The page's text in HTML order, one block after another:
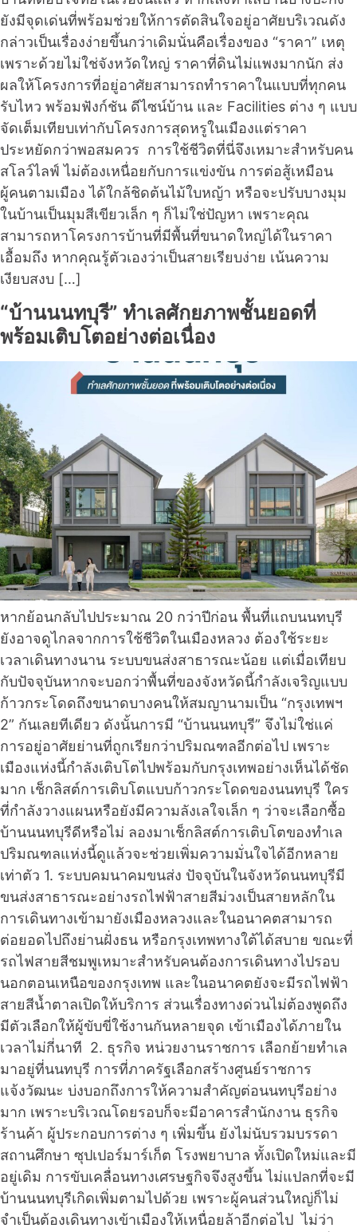
ยังมีจุดเด่นที่พร้อมช่วยให้การตัดสินใจอยู่อาศัยบริเวณดัง
กล่าวเป็นเรื่องง่ายขึ้นกว่าเดิมนั่นคือเรื่องของ “ราคา” เหตุ
เพราะด้วยไม่ใช่จังหวัดใหญ่ ราคาที่ดินไม่แพงมากนัก ส่ง
ผลให้โครงการที่อยู่อาศัยสามารถทำราคาในแบบที่ทุกคน
รับไหว พร้อมฟังก์ชัน ดีไซน์บ้าน และ Facilities ต่าง ๆ แบบ
จัดเต็มเทียบเท่ากับโครงการสุดหรูในเมืองแต่ราคา
ประหยัดกว่าพอสมควร การใช้ชีวิตที่นี่จึงเหมาะสำหรับคน
สโลว์ไลฟ์ ไม่ต้องเหนื่อยกับการแข่งขัน การต่อสู้เหมือน
ผู้คนตามเมือง ได้ใกล้ชิดต้นไม้ใบหญ้า หรือจะปรับบางมุม
ในบ้านเป็นมุมสีเขียวเล็ก ๆ ก็ไม่ใช่ปัญหา เพราะคุณ
สามารถหาโครงการบ้านที่มีพื้นที่ขนาดใหญ่ได้ในราคา
เอื้อมถึง หากคุณรู้ตัวเองว่าเป็นสายเรียบง่าย เน้นความ
เงียบสงบ […]
“บ้านนนทบุรี” ทำเลศักยภาพชั้นยอดที่
พร้อมเติบโตอย่างต่อเนื่อง
หากย้อนกลับไปประมาณ 20 กว่าปีก่อน พื้นที่แถบนนทบุรี
ยังอาจดูไกลจากการใช้ชีวิตในเมืองหลวง ต้องใช้ระยะ
เวลาเดินทางนาน ระบบขนส่งสาธารณะน้อย แต่เมื่อเทียบ
กับปัจจุบันหากจะบอกว่าพื้นที่ของจังหวัดนี้กำลังเจริญแบบ
ก้าวกระโดดถึงขนาดบางคนให้สมญานามเป็น “กรุงเทพฯ
2” กันเลยทีเดียว ดังนั้นการมี “บ้านนนทบุรี” จึงไม่ใช่แค่
การอยู่อาศัยย่านที่ถูกเรียกว่าปริมณฑลอีกต่อไป เพราะ
เมืองแห่งนี้กำลังเติบโตไปพร้อมกับกรุงเทพอย่างเห็นได้ชัด
มาก เช็กลิสต์การเติบโตแบบก้าวกระโดดของนนทบุรี ใคร
ที่กำลังวางแผนหรือยังมีความลังเลใจเล็ก ๆ ว่าจะเลือกซื้อ
บ้านนนทบุรีดีหรือไม่ ลองมาเช็กลิสต์การเติบโตของทำเล
ปริมณฑลแห่งนี้ดูแล้วจะช่วยเพิ่มความมั่นใจได้อีกหลาย
เท่าตัว 1. ระบบคมนาคมขนส่ง ปัจจุบันในจังหวัดนนทบุรีมี
ขนส่งสาธารณะอย่างรถไฟฟ้าสายสีม่วงเป็นสายหลักใน
การเดินทางเข้ามายังเมืองหลวงและในอนาคตสามารถ
ต่อยอดไปถึงย่านฝั่งธน หรือกรุงเทพทางใต้ได้สบาย ขณะที่
รถไฟสายสีชมพูเหมาะสำหรับคนต้องการเดินทางไปรอบ
นอกตอนเหนือของกรุงเทพ และในอนาคตยังจะมีรถไฟฟ้า
สายสีน้ำตาลเปิดให้บริการ ส่วนเรื่องทางด่วนไม่ต้องพูดถึง
มีตัวเลือกให้ผู้ขับขี่ใช้งานกันหลายจุด เข้าเมืองได้ภายใน
เวลาไม่กี่นาที 2. ธุรกิจ หน่วยงานราชการ เลือกย้ายทำเล
มาอยู่ที่นนทบุรี การที่ภาครัฐเลือกสร้างศูนย์ราชการ
แจ้งวัฒนะ บ่งบอกถึงการให้ความสำคัญต่อนนทบุรีอย่าง
มาก เพราะบริเวณโดยรอบก็จะมีอาคารสำนักงาน ธุรกิจ
ร้านค้า ผู้ประกอบการต่าง ๆ เพิ่มขึ้น ยังไม่นับรวมบรรดา
สถานศึกษา ซุปเปอร์มาร์เก็ต โรงพยาบาล ทั้งเปิดใหม่และมี
อยู่เดิม การขับเคลื่อนทางเศรษฐกิจจึงสูงขึ้น ไม่แปลกที่จะมี
บ้านนนทบุรีเกิดเพิ่มตามไปด้วย เพราะผู้คนส่วนใหญ่ก็ไม่
จำเป็นต้องเดินทางเข้าเมืองให้เหนื่อยล้าอีกต่อไป ไม่ว่า